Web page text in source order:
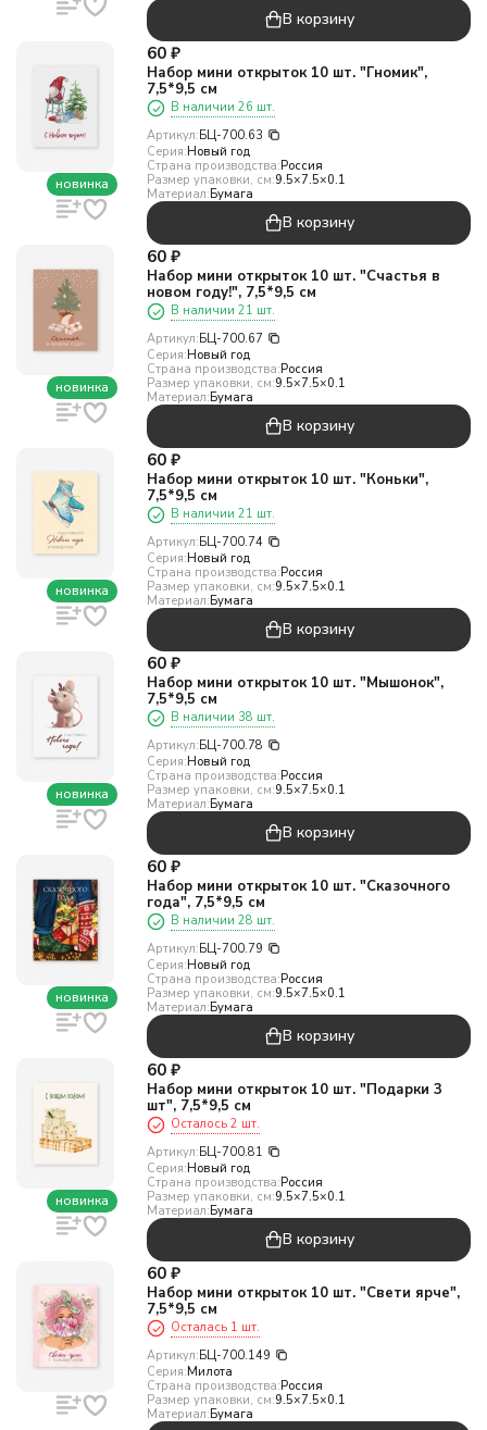
В корзину
новинка
60 ₽
Набор мини открыток 10 шт. "Гномик",
7,5*9,5 см
В наличии 26 шт.
Артикул:БЦ-700.63
Серия:Новый год
Страна производства:Россия
Размер упаковки, см:9.5×7.5×0.1
Материал:Бумага
В корзину
новинка
60 ₽
Набор мини открыток 10 шт. "Счастья в
новом году!", 7,5*9,5 см
В наличии 21 шт.
Артикул:БЦ-700.67
Серия:Новый год
Страна производства:Россия
Размер упаковки, см:9.5×7.5×0.1
Материал:Бумага
В корзину
новинка
60 ₽
Набор мини открыток 10 шт. "Коньки",
7,5*9,5 см
В наличии 21 шт.
Артикул:БЦ-700.74
Серия:Новый год
Страна производства:Россия
Размер упаковки, см:9.5×7.5×0.1
Материал:Бумага
В корзину
новинка
60 ₽
Набор мини открыток 10 шт. "Мышонок",
7,5*9,5 см
В наличии 38 шт.
Артикул:БЦ-700.78
Серия:Новый год
Страна производства:Россия
Размер упаковки, см:9.5×7.5×0.1
Материал:Бумага
В корзину
новинка
60 ₽
Набор мини открыток 10 шт. "Сказочного
года", 7,5*9,5 см
В наличии 28 шт.
Артикул:БЦ-700.79
Серия:Новый год
Страна производства:Россия
Размер упаковки, см:9.5×7.5×0.1
Материал:Бумага
В корзину
новинка
60 ₽
Набор мини открыток 10 шт. "Подарки 3
шт", 7,5*9,5 см
Осталось 2 шт.
Артикул:БЦ-700.81
Серия:Новый год
Страна производства:Россия
Размер упаковки, см:9.5×7.5×0.1
Материал:Бумага
В корзину
60 ₽
Набор мини открыток 10 шт. "Свети ярче",
7,5*9,5 см
Осталась 1 шт.
Артикул:БЦ-700.149
Серия:Милота
Страна производства:Россия
Размер упаковки, см:9.5×7.5×0.1
Материал:Бумага